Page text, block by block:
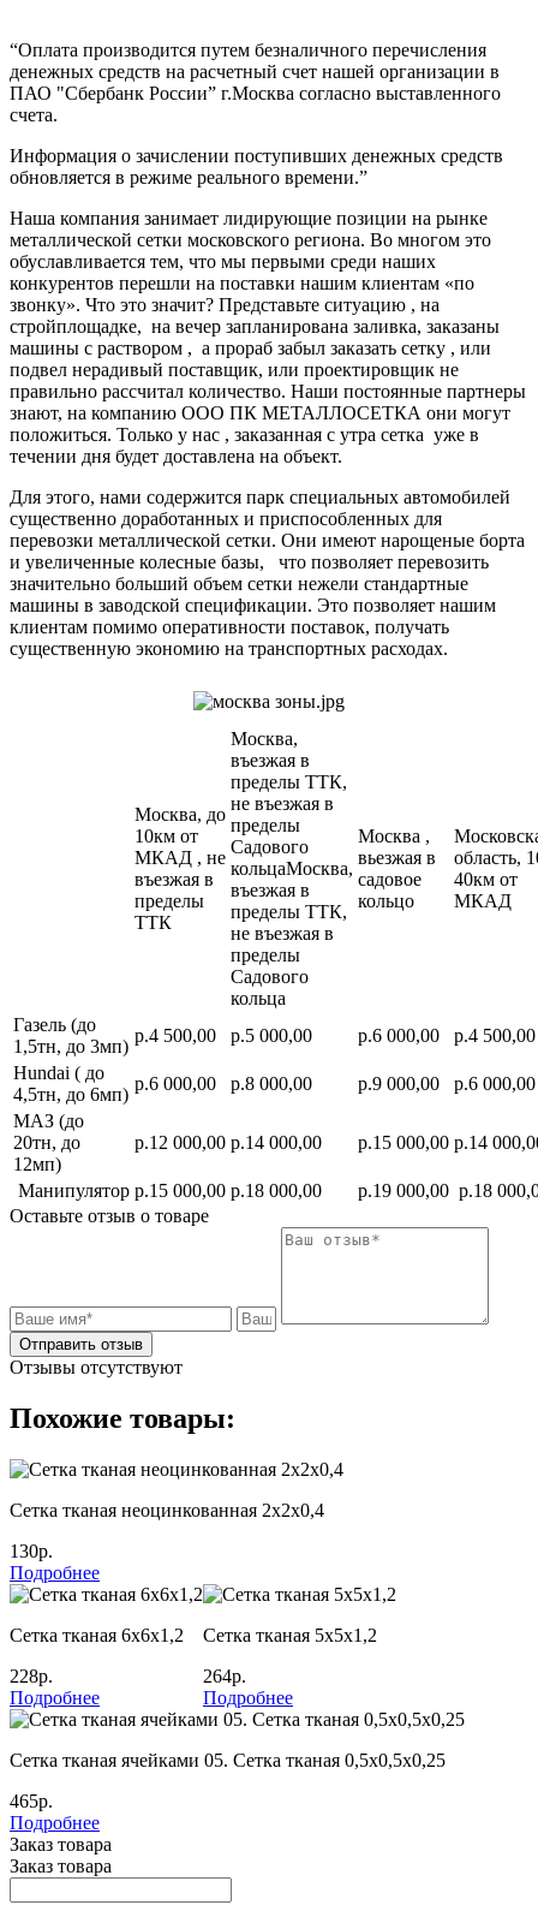
“Оплата производится путем безналичного перечисления
денежных средств на расчетный счет нашей организации в
ПАО "Сбербанк России” г.Москва согласно выставленного
счета.
Информация о зачислении поступивших денежных средств
обновляется в режиме реального времени.”
Наша компания занимает лидирующие позиции на рынке
металлической сетки московского региона. Во многом это
обуславливается тем, что мы первыми среди наших
конкурентов перешли на поставки нашим клиентам «по
звонку». Что это значит? Представьте ситуацию , на
стройплощадке, на вечер запланирована заливка, заказаны
машины с раствором , а прораб забыл заказать сетку , или
подвел нерадивый поставщик, или проектировщик не
правильно рассчитал количество. Наши постоянные партнеры
знают, на компанию ООО ПК МЕТАЛЛОСЕТКА они могут
положиться. Только у нас , заказанная с утра сетка уже в
течении дня будет доставлена на объект.
Для этого, нами содержится парк специальных автомобилей
существенно доработанных и приспособленных для
перевозки металлической сетки. Они имеют нарощеные борта
и увеличенные колесные базы, что позволяет перевозить
значительно больший объем сетки нежели стандартные
машины в заводской спецификации. Это позволяет нашим
клиентам помимо оперативности поставок, получать
существенную экономию на транспортных расходах.
Москва, до
10км от
МКАД , не
въезжая в
пределы
ТТК
Москва,
въезжая в
пределы ТТК,
не въезжая в
пределы
Садового
кольцаМосква,
въезжая в
пределы ТТК,
не въезжая в
пределы
Садового
кольца
Москва ,
вьезжая в
садовое
кольцо
область,
40км от
МКАД
Газель (до
1,5тн, до 3мп)
р.4 500,00 р.5 000,00 р.6 000,00
р.4 500,00
Hundai ( до
4,5тн, до 6мп)
р.6 000,00 р.8 000,00 р.9 000,00
р.6 000,00
МАЗ (до
20тн, до
12мп)
р.12 000,00 р.14 000,00 р.15 000,00 р.14
Манипулятор р.15 000,00 р.18 000,00 р.19 000,00 р.18
Оставьте отзыв о товаре
Отправить отзыв
Отзывы отсутствуют
Похожие товары:
Сетка тканая неоцинкованная 2х2х0,4
130р.
Подробнее
Сетка тканая 6х6х1,2
228р.
Подробнее
Сетка тканая 5х5х1,2
264р.
Подробнее
Сетка тканая ячейками 05. Сетка тканая 0,5х0,5х0,25
465р.
Подробнее
Заказ товара
Заказ товара